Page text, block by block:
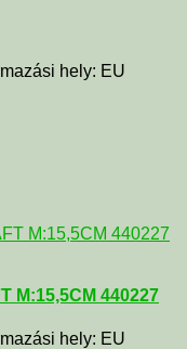
hely: EU
M:15,5CM 440227
hely: EU